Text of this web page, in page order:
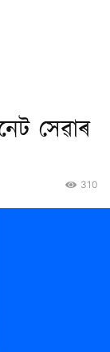
সেৱাৰ
310